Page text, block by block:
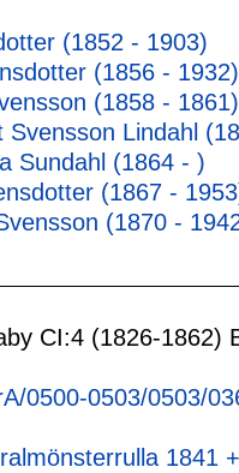
(1852 - 1903)
(1856 - 1932)
(1858 - 1861)
Svensson Lindahl
Sundahl (1864 - )
(1867 -
(1870 -
CI:4 (1826-1862)
0500-0503/0503/
1841